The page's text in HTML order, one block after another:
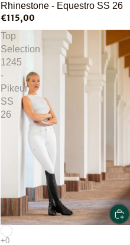
Rhinestone - Equestro SS 26
€115,00
Top
Selection
1245
-
Pikeur
SS
26